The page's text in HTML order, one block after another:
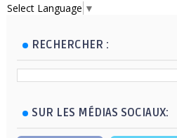
Select Language ▼
RECHERCHER :
SUR LES MÉDIAS SOCIAUX: